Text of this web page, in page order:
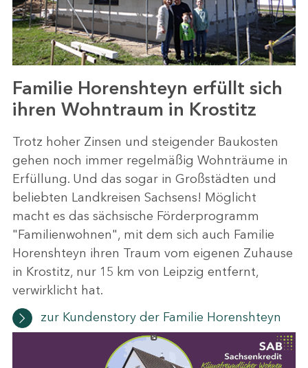
Familie Horenshteyn erfüllt sich
ihren Wohntraum in Krostitz
Trotz hoher Zinsen und steigender Baukosten
gehen noch immer regelmäßig Wohnträume in
Erfüllung. Und das sogar in Großstädten und
beliebten Landkreisen Sachsens! Möglicht
macht es das sächsische Förderprogramm
"Familienwohnen", mit dem sich auch Familie
Horenshteyn ihren Traum vom eigenen Zuhause
in Krostitz, nur 15 km von Leipzig entfernt,
verwirklicht hat.
zur Kundenstory der Familie Horenshteyn